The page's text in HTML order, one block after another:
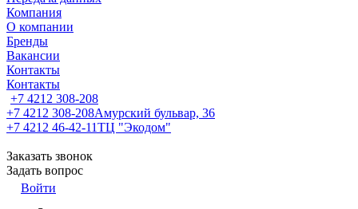
Компания
О компании
Бренды
Вакансии
Контакты
Контакты
+7 4212 308-208
+7 4212 308-208Амурский бульвар, 36
+7 4212 46-42-11ТЦ "Экодом"
Заказать звонок
Задать вопрос
Войти